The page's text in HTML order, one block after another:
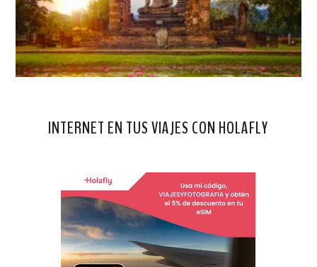
INTERNET EN TUS VIAJES CON HOLAFLY